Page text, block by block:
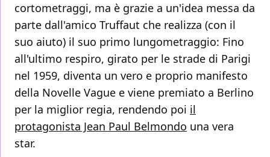
cortometraggi, ma è grazie a un'idea messa da
parte dall'amico Truffaut che realizza (con il
suo aiuto) il suo primo lungometraggio: Fino
all'ultimo respiro, girato per le strade di Parigi
nel 1959, diventa un vero e proprio manifesto
della Novelle Vague e viene premiato a Berlino
per la miglior regia, rendendo poi il
protagonista Jean Paul Belmondo una vera
star.